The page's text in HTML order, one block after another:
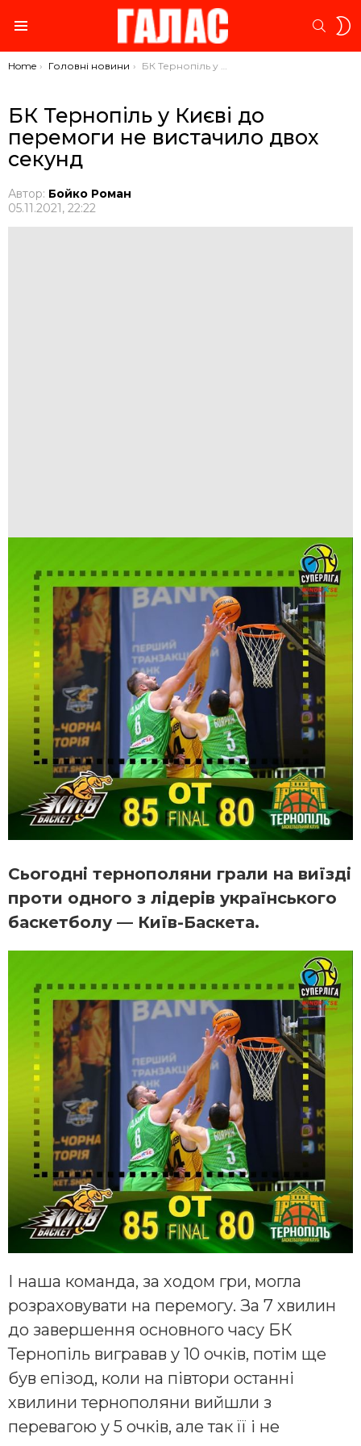
You are here:
Home Головні новини БК Тернопіль у Києві до перемоги не вистачило двох секунд
БК Тернопіль у Києві до
перемоги не вистачило двох
секунд
Автор: Бойко Роман
05.11.2021, 22:22
Сьогодні тернополяни грали на виїзді
проти одного з лідерів українського
баскетболу — Київ-Баскета.
І наша команда, за ходом гри, могла
розраховувати на перемогу. За 7 хвилин
до завершення основного часу БК
Тернопіль вигравав у 10 очків, потім ще
був епізод, коли на півтори останні
хвилини тернополяни вийшли з
перевагою у 5 очків, але так її і не